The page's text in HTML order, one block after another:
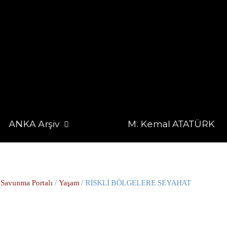
ANKA Arşiv M. Kemal ATATÜRK
Savunma Portalı / Yaşam / RİSKLİ BÖLGELERE SEYAHAT